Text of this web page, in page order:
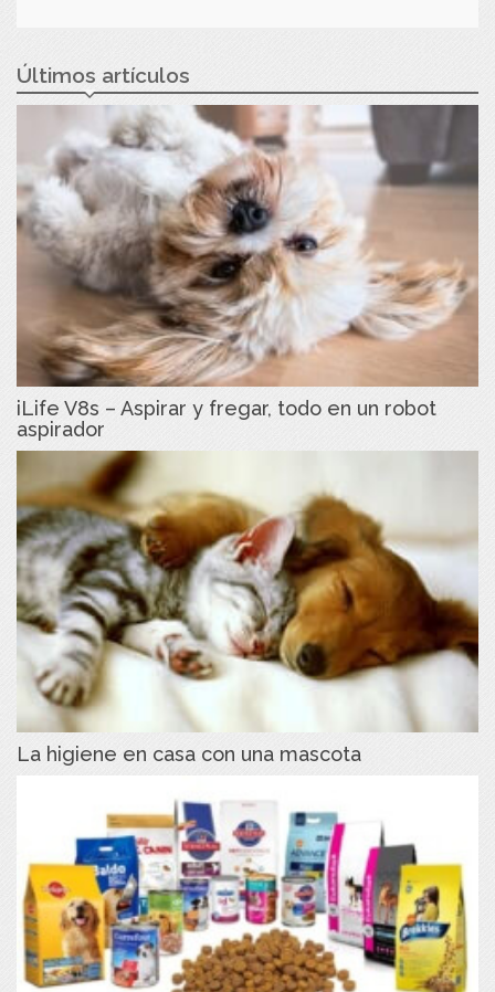
Últimos artículos
iLife V8s – Aspirar y fregar, todo en un robot
aspirador
La higiene en casa con una mascota